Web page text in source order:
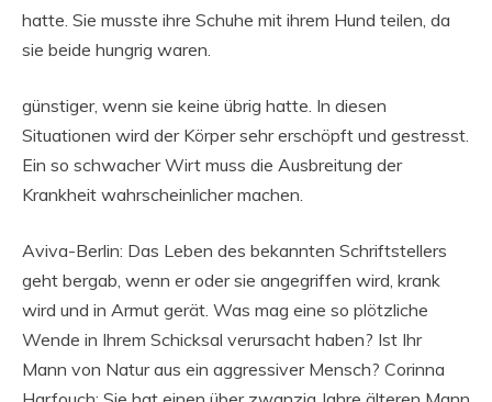
hatte. Sie musste ihre Schuhe mit ihrem Hund teilen, da
sie beide hungrig waren.
günstiger, wenn sie keine übrig hatte. In diesen
Situationen wird der Körper sehr erschöpft und gestresst.
Ein so schwacher Wirt muss die Ausbreitung der
Krankheit wahrscheinlicher machen.
Aviva-Berlin: Das Leben des bekannten Schriftstellers
geht bergab, wenn er oder sie angegriffen wird, krank
wird und in Armut gerät. Was mag eine so plötzliche
Wende in Ihrem Schicksal verursacht haben? Ist Ihr
Mann von Natur aus ein aggressiver Mensch? Corinna